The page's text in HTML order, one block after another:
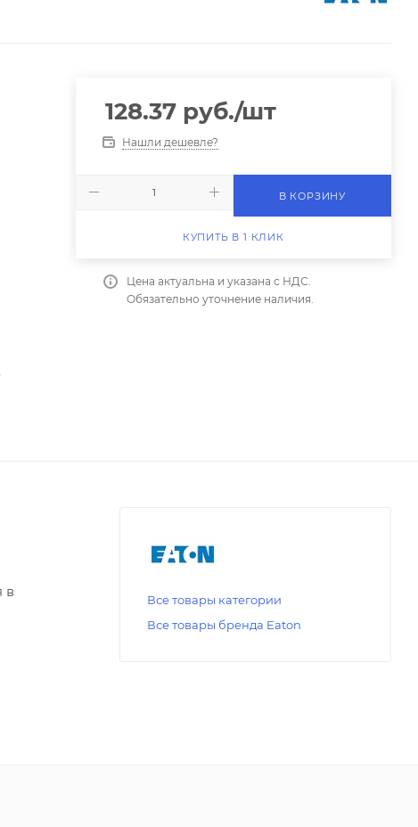
128.37руб./шт
Нашли дешевле?
В КОРЗИНУ
КУПИТЬ В 1 КЛИК
Цена актуальна и указана с НДС.
Обязательно уточнение наличия.
в
Все товары категории
Все товары бренда Eaton